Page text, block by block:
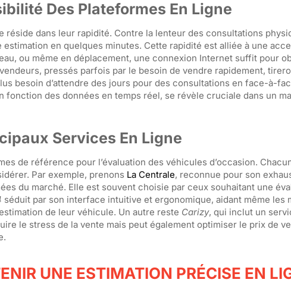
Des Plateformes En Ligne
réside dans leur rapidité. Contre la lenteur des consultations
en quelques minutes. Cette rapidité est alliée à une
ou même en déplacement, une connexion Internet suffit pour
pressés parfois par le besoin de vendre rapidement,
besoin d’attendre des jours pour des consultations en face-à-
fonction des données en temps réel, se révèle cruciale dans un
Services En Ligne
de référence pour l’évaluation des véhicules d’occasion.
Par exemple, prenons La Centrale, reconnue pour son
du marché. Elle est souvent choisie par ceux souhaitant une
séduit par son interface intuitive et ergonomique, aidant même les
de leur véhicule. Un autre reste Carizy, qui inclut un
le stress de la vente mais peut également optimiser le prix de
UNE ESTIMATION PRÉCISE EN